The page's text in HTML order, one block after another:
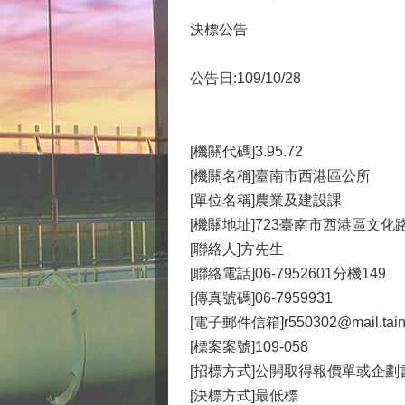
決標公告
公告日:109/10/28
[機關代碼]3.95.72
[機關名稱]臺南市西港區公所
[單位名稱]農業及建設課
[機關地址]723臺南市西港區文化
[聯絡人]方先生
[聯絡電話]06-7952601分機149
[傳真號碼]06-7959931
[電子郵件信箱
[標案案號]109-058
[招標方式]公開取得報價單或企劃
[決標方式]最低標